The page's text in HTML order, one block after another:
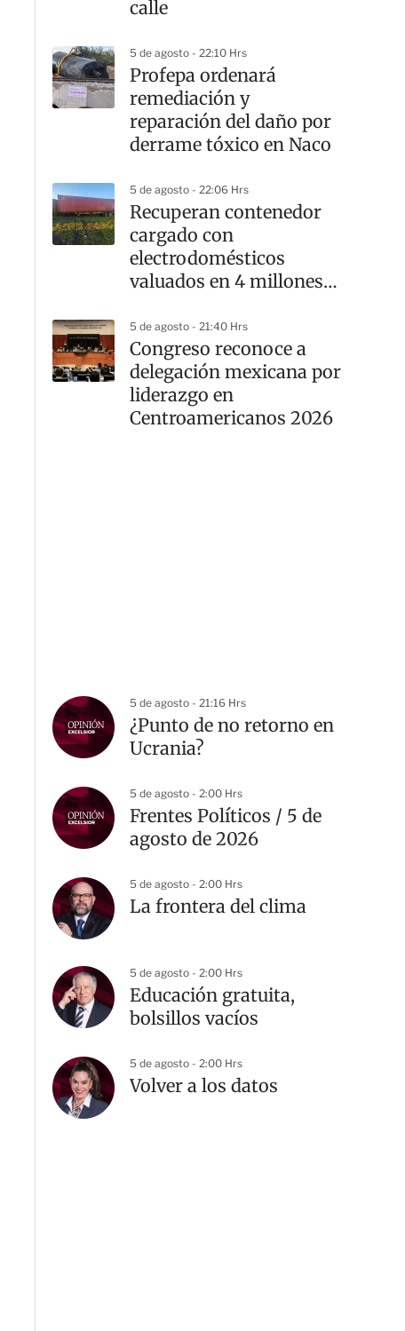
calle
5 de agosto - 22:10 Hrs
Profepa ordenará
remediación y
reparación del daño por
derrame tóxico en Naco
5 de agosto - 22:06 Hrs
Recuperan contenedor
cargado con
electrodomésticos
valuados en 4 millones
5 de agosto - 21:40 Hrs
Congreso reconoce a
delegación mexicana por
liderazgo en
Centroamericanos 2026
5 de agosto - 21:16 Hrs
¿Punto de no retorno en
Ucrania?
5 de agosto - 2:00 Hrs
Frentes Políticos / 5 de
agosto de 2026
5 de agosto - 2:00 Hrs
La frontera del clima
5 de agosto - 2:00 Hrs
Educación gratuita,
bolsillos vacíos
5 de agosto - 2:00 Hrs
Volver a los datos